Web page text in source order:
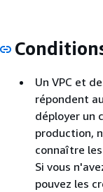
Un VPC et
répondent
déployer un
production,
connaître
Si vous
pouvez les